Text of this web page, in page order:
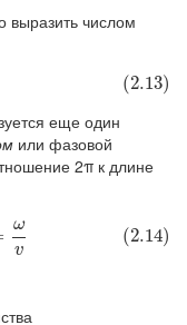
выразить числом
(2.13)
еще один
или фазовой
2π к длине
ω
v
(2.14)
v